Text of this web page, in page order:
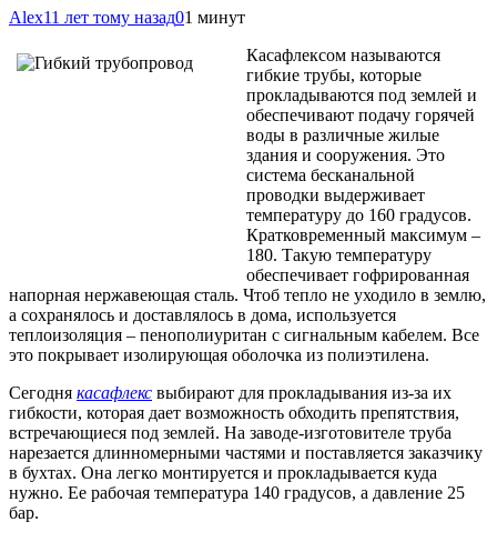
Alex11 лет тому назад01 минут
Касафлексом называются
гибкие трубы, которые
прокладываются под землей и
обеспечивают подачу горячей
воды в различные жилые
здания и сооружения. Это
система бесканальной
проводки выдерживает
температуру до 160 градусов.
Кратковременный максимум –
180. Такую температуру
обеспечивает гофрированная
напорная нержавеющая сталь. Чтоб тепло не уходило в землю,
а сохранялось и доставлялось в дома, используется
теплоизоляция – пенополиуритан с сигнальным кабелем. Все
это покрывает изолирующая оболочка из полиэтилена.
Сегодня касафлекс выбирают для прокладывания из-за их
гибкости, которая дает возможность обходить препятствия,
встречающиеся под землей. На заводе-изготовителе труба
нарезается длинномерными частями и поставляется заказчику
в бухтах. Она легко монтируется и прокладывается куда
нужно. Ее рабочая температура 140 градусов, а давление 25
бар.